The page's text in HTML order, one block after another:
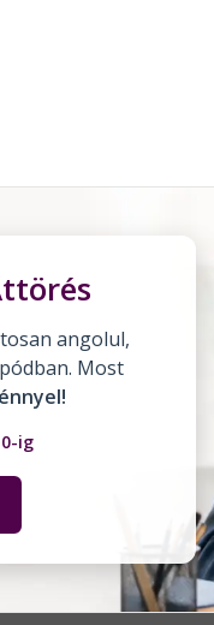
angolul,
Most
ig